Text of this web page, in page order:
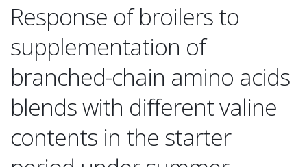
Response of broilers to
supplementation of
branched-chain amino acids
blends with different valine
contents in the starter